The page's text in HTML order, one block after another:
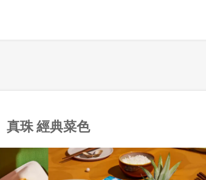
真珠 經典菜色